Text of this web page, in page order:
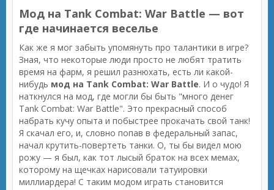
Мод на Tank Combat: War Battle — вот
где начинается веселье
Как же я мог забыть упомянуть про талантики в игре?
Зная, что некоторые люди просто не любят тратить
время на фарм, я решил разнюхать, есть ли какой-
нибудь мод на Tank Combat: War Battle. И о чудо! Я
наткнулся на мод, где могли бы быть "много денег
Tank Combat: War Battle". Это прекрасный способ
набрать кучу опыта и побыстрее прокачать свой танк!
Я скачал его, и, словно попав в федеральный запас,
начал крутить-повертеть танки. О, ты бы видел мою
рожу — я был, как тот лысый браток на всех мемах,
которому на щечках нарисовали татуировки
миллиардера! С таким модом играть становится